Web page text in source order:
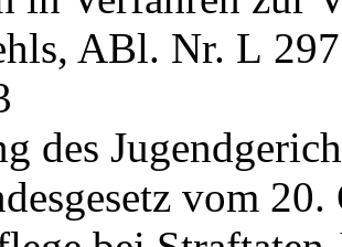
ABl. Nr. L
des
vom